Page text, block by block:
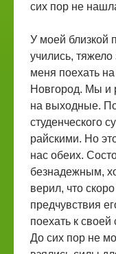
сих пор не
У моей близкой
учились,
меня поехать
Новгород. Мы и
на выходные.
студенческого
райскими. Но
нас обеих.
безнадежным,
верил, что
предчувствия
поехать к
До сих пор не